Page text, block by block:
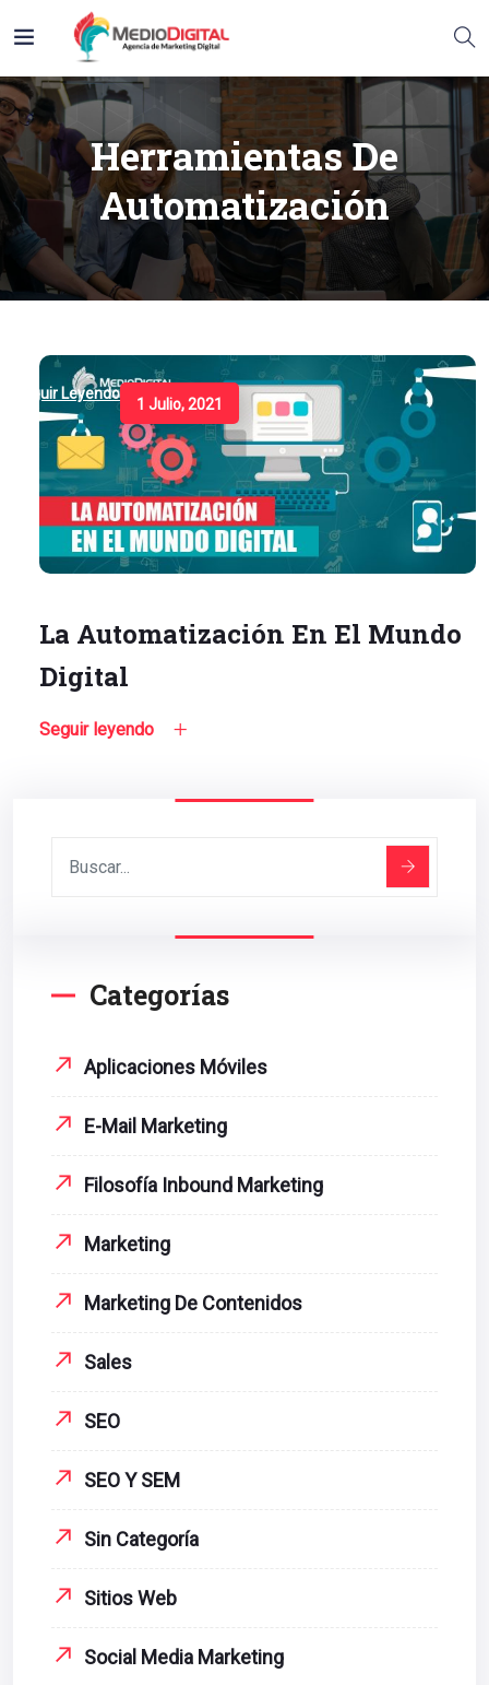
Herramientas De
Automatización
Seguir Leyendo
1 Julio, 2021
La Automatización En El Mundo
Digital
Seguir leyendo
Categorías
Aplicaciones Móviles
E-Mail Marketing
Filosofía Inbound Marketing
Marketing
Marketing De Contenidos
Sales
SEO
SEO Y SEM
Sin Categoría
Sitios Web
Social Media Marketing